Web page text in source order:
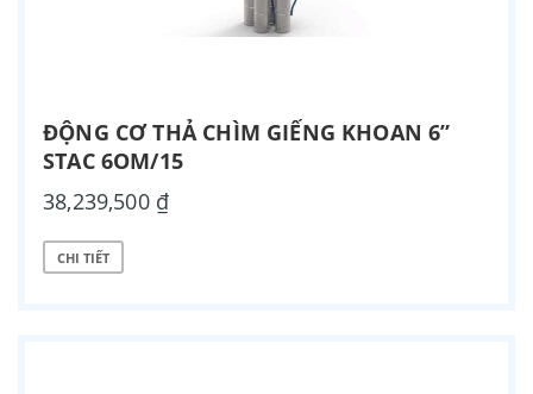
ĐỘNG CƠ THẢ CHÌM GIẾNG KHOAN 6”
STAC 6OM/15
38,239,500 ₫
CHI TIẾT